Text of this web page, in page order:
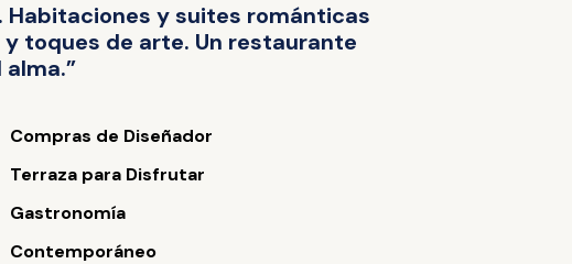
Habitaciones y suites románticas
toques de arte. Un restaurante
Compras de Diseñador
Terraza para Disfrutar
Gastronomía
Contemporáneo